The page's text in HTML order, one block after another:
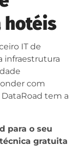
hotéis
IT de
infraestrutura
com
tem a
para o seu
gratuita